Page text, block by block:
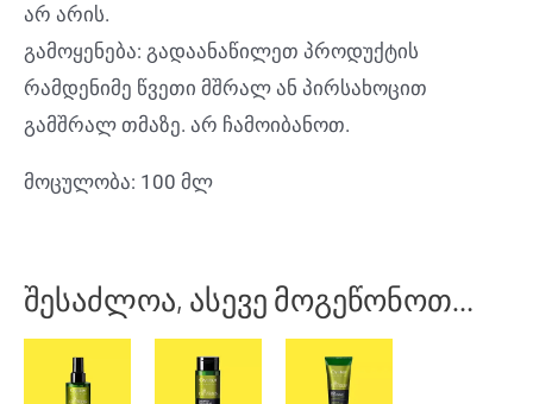
არ არის.
გამოყენება: გადაანაწილეთ პროდუქტის
რამდენიმე წვეთი მშრალ ან პირსახოცით
გამშრალ თმაზე. არ ჩამოიბანოთ.
მოცულობა: 100 მლ
შესაძლოა, ასევე მოგეწონოთ…